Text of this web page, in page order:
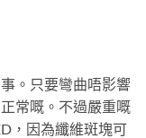
。只要彎曲唔影響
常嘅。不過嚴重嘅
，因為纖維斑塊可